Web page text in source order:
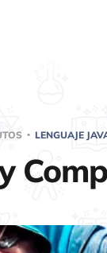
LENGUAJE